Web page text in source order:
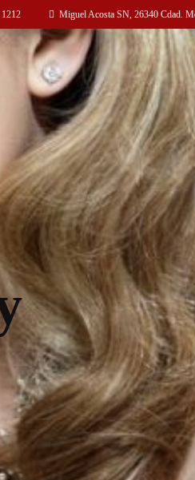
Miguel Acosta SN, 26340 Cdad.